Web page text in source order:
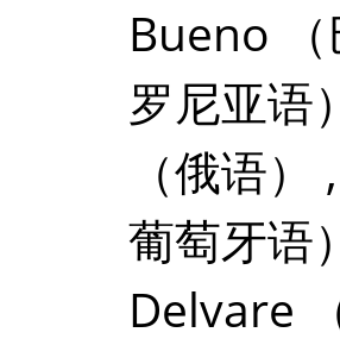
Bueno
罗尼亚语）
（俄语）
,
葡萄牙语）
Delvare